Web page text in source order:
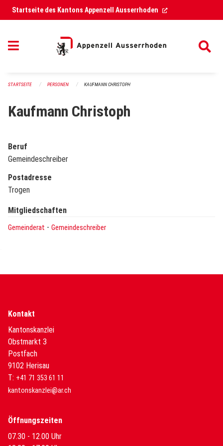
Navigation überspringen
Startseite des Kantons Appenzell Ausserrhoden (External Link)
STARTSEITE PERSONEN KAUFMANN CHRISTOPH
Kaufmann Christoph
Beruf
Gemeindeschreiber
Postadresse
Trogen
Mitgliedschaften
Gemeinderat - Gemeindeschreiber
Kontakt
Kantonskanzlei
Obstmarkt 3
Postfach
9102 Herisau
T: +41 71 353 61 11
kantonskanzlei@ar.ch
Öffnungszeiten
07.30 - 12.00 Uhr